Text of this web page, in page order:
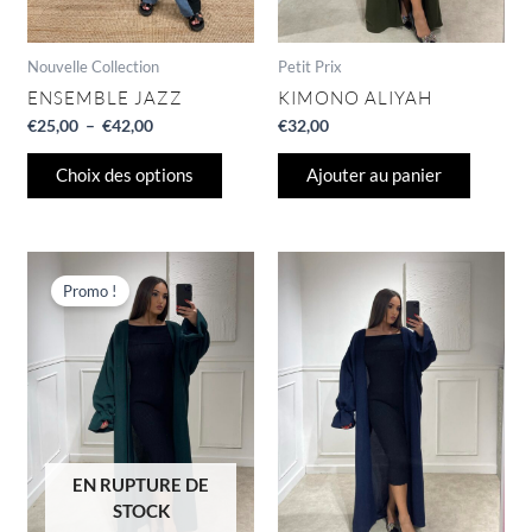
Nouvelle Collection
ENSEMBLE JAZZ
€25,00 – €42,00
Choix des options
sur
la
Petit Prix
KIMONO ALIYAH
€32,00
Ajouter au panier
EN RUPTURE DE
STOCK
Promo !
prix
initial
était :
€32,00.
prix
actuel
est :
€25,00.